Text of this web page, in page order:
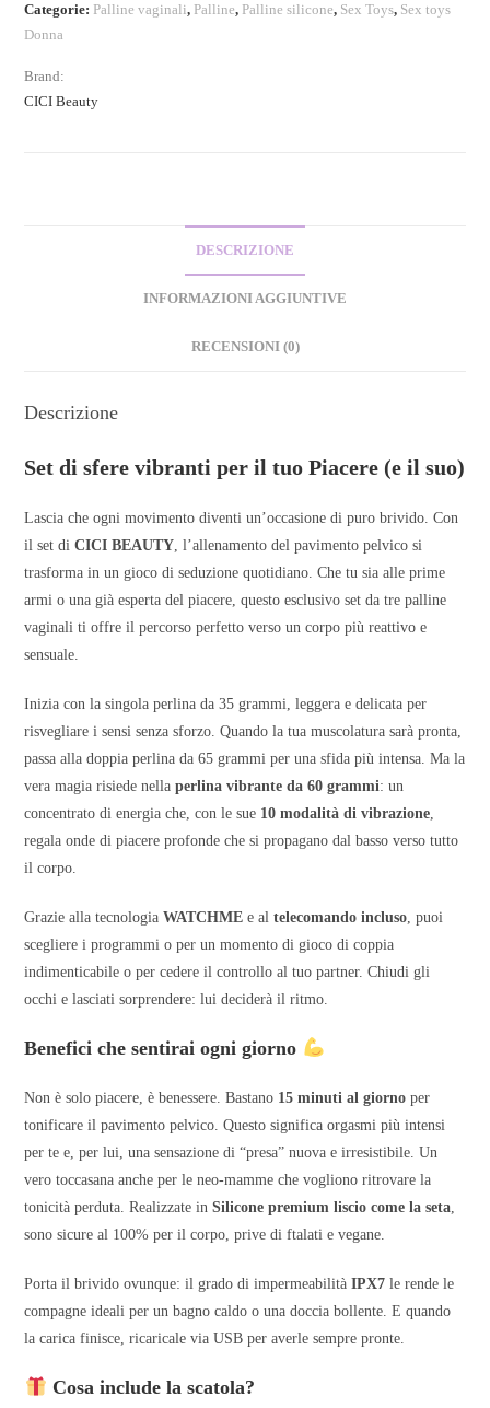
Categorie: Palline vaginali, Palline, Palline silicone, Sex Toys, Sex toys
Donna
Brand:
CICI Beauty
DESCRIZIONE
INFORMAZIONI AGGIUNTIVE
RECENSIONI (0)
Descrizione
Set di sfere vibranti per il tuo Piacere (e il suo)
Lascia che ogni movimento diventi un’occasione di puro brivido. Con
il set diCICI BEAUTY, l’allenamento del pavimento pelvico si
trasforma in un gioco di seduzione quotidiano. Che tu sia alle prime
armi o una già esperta del piacere, questo esclusivo set da tre palline
vaginali ti offre il percorso perfetto verso un corpo più reattivo e
sensuale.
Inizia con la singola perlina da 35 grammi, leggera e delicata per
risvegliare i sensi senza sforzo. Quando la tua muscolatura sarà pronta,
passa alla doppia perlina da 65 grammi per una sfida più intensa. Ma la
vera magia risiede nellaperlina vibrante da 60 grammi: un
concentrato di energia che, con le sue 10 modalità di vibrazione,
regala onde di piacere profonde che si propagano dal basso verso tutto
il corpo.
Grazie alla tecnologiaWATCHME e altelecomando incluso, puoi
scegliere i programmi o per un momento di gioco di coppia
indimenticabile o per cedere il controllo al tuo partner. Chiudi gli
occhi e lasciati sorprendere: lui deciderà il ritmo.
Benefici che sentirai ogni giorno
Non è solo piacere, è benessere. Bastano 15 minuti al giorno per
tonificare il pavimento pelvico. Questo significa orgasmi più intensi
per te e, per lui, una sensazione di “presa” nuova e irresistibile. Un
vero toccasana anche per le neo-mamme che vogliono ritrovare la
tonicità perduta. Realizzate inSilicone premium liscio come la seta,
sono sicure al 100% per il corpo, prive di ftalati e vegane.
Porta il brivido ovunque: il grado di impermeabilitàIPX7 le rende le
compagne ideali per un bagno caldo o una doccia bollente. E quando
la carica finisce, ricaricale via USB per averle sempre pronte.
Cosa include la scatola?